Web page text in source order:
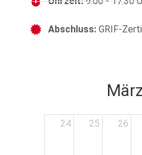
Abschluss: GRIF-
24 25 26